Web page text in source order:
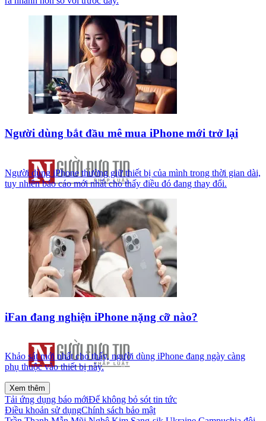
Người dùng bắt đầu mê mua iPhone mới trở lại
Người dùng iPhone thường giữ thiết bị của mình trong thời gian dài,
tuy nhiên báo cáo mới nhất cho thấy điều đó đang thay đổi.
iFan đang nghiện iPhone nặng cỡ nào?
Khảo sát mới nhất cho thấy, người dùng iPhone đang ngày càng
phụ thuộc vào thiết bị này.
Xem thêm
Tải ứng dụng báo mớiĐể không bỏ sót tin tức
Điều khoản sử dụngChính sách bảo mật